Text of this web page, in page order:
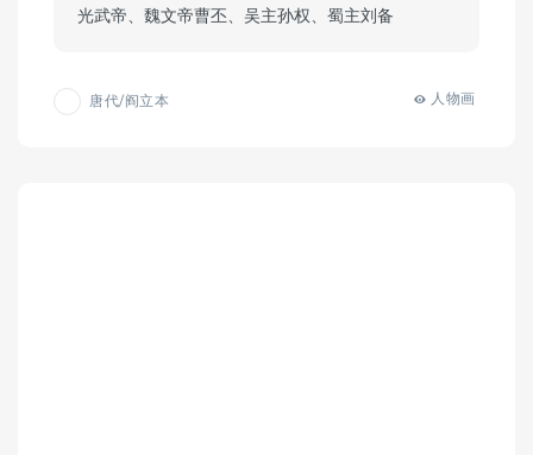
光武帝、魏文帝曹丕、吴主孙权、蜀主刘备
唐代/阎立本 人物画